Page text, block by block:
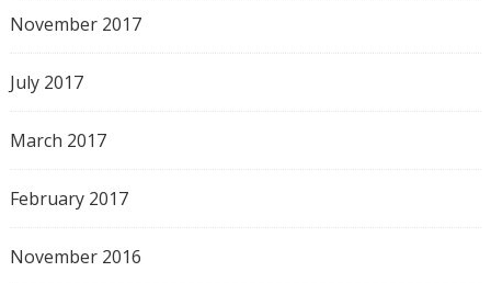
November 2017
July 2017
March 2017
February 2017
November 2016